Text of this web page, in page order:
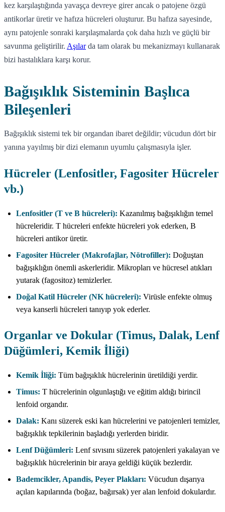
kez karşılaştığında yavaşça devreye girer ancak o patojene özgü
antikorlar üretir ve hafıza hücreleri oluşturur. Bu hafıza sayesinde,
aynı patojenle sonraki karşılaşmalarda çok daha hızlı ve güçlü bir
savunma geliştirilir. Aşılarda tam olarak bu mekanizmayı kullanarak
bizi hastalıklara karşı korur.
Bağışıklık Sisteminin Başlıca
Bileşenleri
Bağışıklık sistemi tek bir organdan ibaret değildir; vücudun dört bir
yanına yayılmış bir dizi elemanın uyumlu çalışmasıyla işler.
Hücreler (Lenfositler, Fagositer Hücreler
vb.)
Lenfositler (T ve B hücreleri): Kazanılmış bağışıklığın temel
hücreleridir. T hücreleri enfekte hücreleri yok ederken, B
hücreleri antikor üretir.
Fagositer Hücreler (Makrofajlar, Nötrofiller): Doğuştan
bağışıklığın önemli askerleridir. Mikropları ve hücresel atıkları
yutarak (fagositoz) temizlerler.
Doğal Katil Hücreler (NK hücreleri): Virüsle enfekte olmuş
veya kanserli hücreleri tanıyıp yok ederler.
Organlar ve Dokular (Timus, Dalak, Lenf
Düğümleri, Kemik İliği)
Kemik İliği: Tüm bağışıklık hücrelerinin üretildiği yerdir.
Timus: T hücrelerinin olgunlaştığı ve eğitim aldığı birincil
lenfoid organdır.
Dalak: Kanı süzerek eski kan hücrelerini ve patojenleri temizler,
bağışıklık tepkilerinin başladığı yerlerden biridir.
Lenf Düğümleri: Lenf sıvısını süzerek patojenleri yakalayan ve
bağışıklık hücrelerinin bir araya geldiği küçük bezlerdir.
Bademcikler, Apandis, Peyer Plakları: Vücudun dışarıya
açılan kapılarında (boğaz, bağırsak) yer alan lenfoid dokulardır.